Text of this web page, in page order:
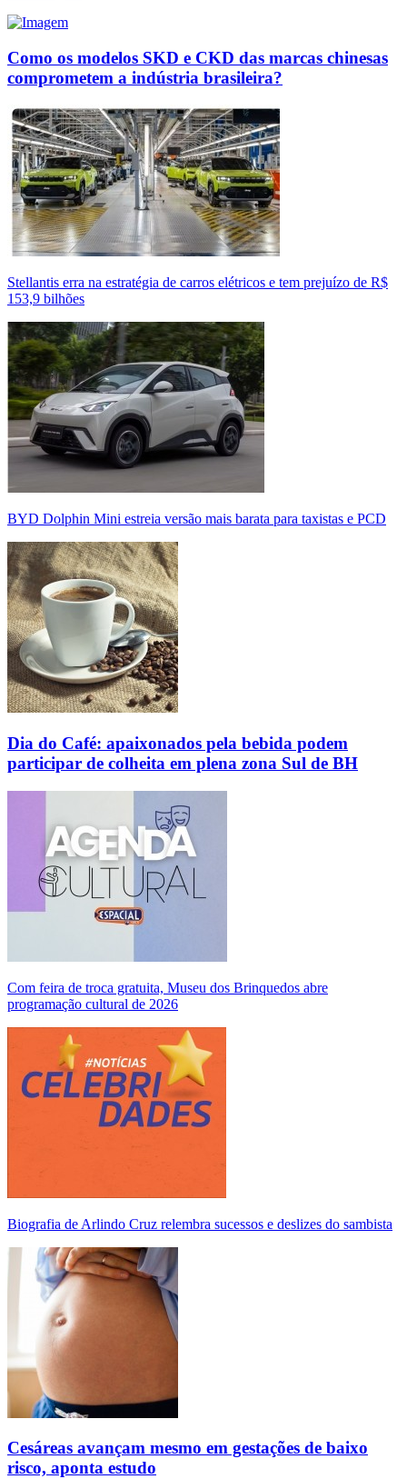
Como os modelos SKD e CKD das marcas chinesas
comprometem a indústria brasileira?
Stellantis erra na estratégia de carros elétricos e tem prejuízo de R$
153,9 bilhões
BYD Dolphin Mini estreia versão mais barata para taxistas e PCD
Dia do Café: apaixonados pela bebida podem
participar de colheita em plena zona Sul de BH
Com feira de troca gratuita, Museu dos Brinquedos abre
programação cultural de 2026
Biografia de Arlindo Cruz relembra sucessos e deslizes do sambista
Cesáreas avançam mesmo em gestações de baixo
risco, aponta estudo